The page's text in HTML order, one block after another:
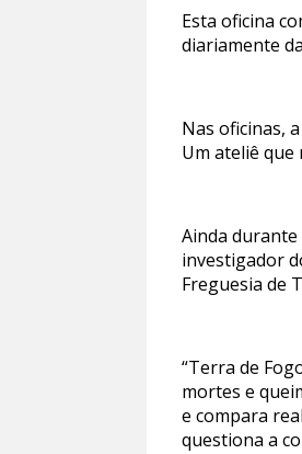
Esta oficina
diariamente
Nas oficinas,
Um ateliê
Ainda
investigador
Freguesia de
“Terra de
mortes e
e compara
questiona a